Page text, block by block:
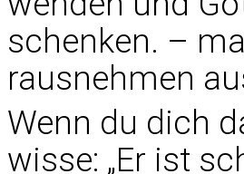
schenken. –
rausnehmen
Wenn du dich
wisse: „Er ist